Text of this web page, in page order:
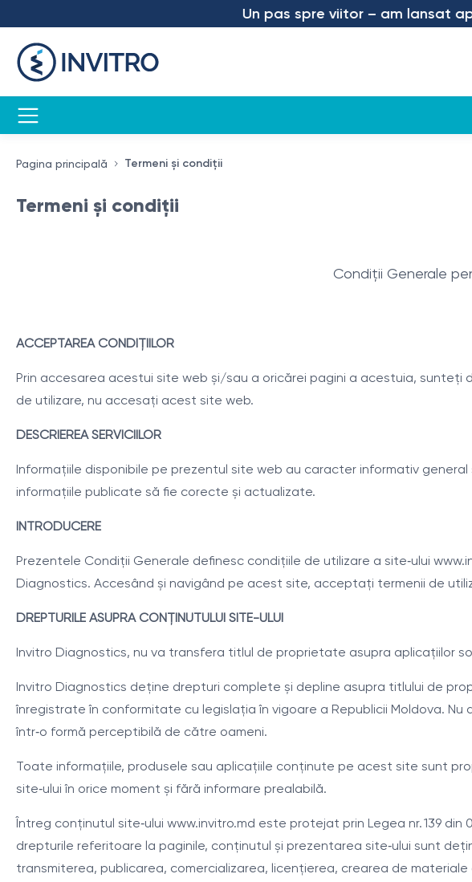
Un pas spre viitor – am lansat
Pagina principală Termeni și condiții
Termeni și condiții
Condiții Generale
ACCEPTAREA CONDIȚIILOR
Prin accesarea acestui site web și/sau a oricărei pagini a acestuia,
de utilizare, nu accesați acest site web.
DESCRIEREA SERVICIILOR
Informațiile disponibile pe prezentul site web au caracter informativ
informațiile publicate să fie corecte și actualizate.
INTRODUCERE
Prezentele Condiții Generale definesc condițiile de utilizare a site‑ului
Diagnostics. Accesând și navigând pe acest site, acceptați termenii de
DREPTURILE ASUPRA CONȚINUTULUI SITE-ULUI
Invitro Diagnostics, nu va transfera titlul de proprietate asupra aplicațiilor
Invitro Diagnostics deține drepturi complete și depline asupra titlului de
înregistrate în conformitate cu legislația în vigoare a Republicii Moldova.
într‑o formă perceptibilă de către oameni.
Toate informațiile, produsele sau aplicațiile conținute pe acest site sunt
site‑ului în orice moment și fără informare prealabilă.
Întreg conținutul site‑ului www.invitro.md este protejat prin Legea nr. 139
drepturile referitoare la paginile, conținutul și prezentarea site‑ului sunt
transmiterea, publicarea, comercializarea, licențierea, crearea de